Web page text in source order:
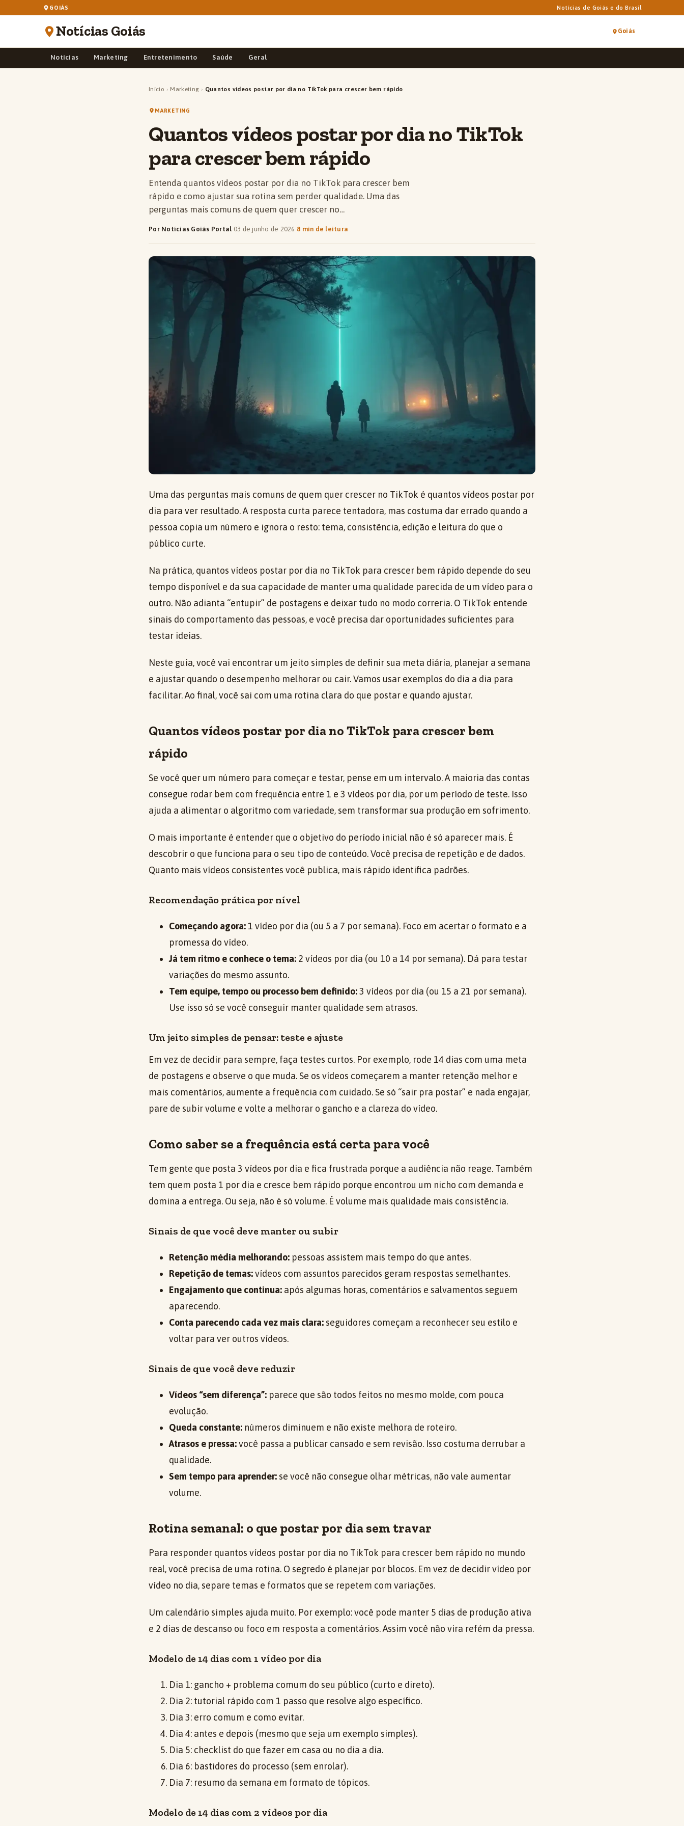
GOIÁS Notícias de Goiás e do Brasil
Notícias Goiás Goiás
Notícias Marketing Entretenimento Saúde Geral
Início › Marketing › Quantos vídeos postar por dia no TikTok para crescer bem rápido
MARKETING
Quantos vídeos postar por dia no TikTok
para crescer bem rápido
Entenda quantos vídeos postar por dia no TikTok para crescer bem
rápido e como ajustar sua rotina sem perder qualidade. Uma das
perguntas mais comuns de quem quer crescer no…
Por Notícias Goiás Portal·03 de junho de 2026 ·8 min de leitura
Uma das perguntas mais comuns de quem quer crescer no TikTok é quantos vídeos postar por
dia para ver resultado. A resposta curta parece tentadora, mas costuma dar errado quando a
pessoa copia um número e ignora o resto: tema, consistência, edição e leitura do que o
público curte.
Na prática, quantos vídeos postar por dia no TikTok para crescer bem rápido depende do seu
tempo disponível e da sua capacidade de manter uma qualidade parecida de um vídeo para o
outro. Não adianta “entupir” de postagens e deixar tudo no modo correria. O TikTok entende
sinais do comportamento das pessoas, e você precisa dar oportunidades suficientes para
testar ideias.
Neste guia, você vai encontrar um jeito simples de definir sua meta diária, planejar a semana
e ajustar quando o desempenho melhorar ou cair. Vamos usar exemplos do dia a dia para
facilitar. Ao final, você sai com uma rotina clara do que postar e quando ajustar.
Quantos vídeos postar por dia no TikTok para crescer bem
rápido
Se você quer um número para começar e testar, pense em um intervalo. A maioria das contas
consegue rodar bem com frequência entre 1 e 3 vídeos por dia, por um período de teste. Isso
ajuda a alimentar o algoritmo com variedade, sem transformar sua produção em sofrimento.
O mais importante é entender que o objetivo do período inicial não é só aparecer mais. É
descobrir o que funciona para o seu tipo de conteúdo. Você precisa de repetição e de dados.
Quanto mais vídeos consistentes você publica, mais rápido identifica padrões.
Recomendação prática por nível
Começando agora: 1 vídeo por dia (ou 5 a 7 por semana). Foco em acertar o formato e a
promessa do vídeo.
Já tem ritmo e conhece o tema: 2 vídeos por dia (ou 10 a 14 por semana). Dá para testar
variações do mesmo assunto.
Tem equipe, tempo ou processo bem definido:3 vídeos por dia (ou 15 a 21 por semana).
Use isso só se você conseguir manter qualidade sem atrasos.
Um jeito simples de pensar: teste e ajuste
Em vez de decidir para sempre, faça testes curtos. Por exemplo, rode 14 dias com uma meta
de postagens e observe o que muda. Se os vídeos começarem a manter retenção melhor e
mais comentários, aumente a frequência com cuidado. Se só “sair pra postar” e nada engajar,
pare de subir volume e volte a melhorar o gancho e a clareza do vídeo.
Como saber se a frequência está certa para você
Tem gente que posta 3 vídeos por dia e fica frustrada porque a audiência não reage. Também
tem quem posta 1 por dia e cresce bem rápido porque encontrou um nicho com demanda e
domina a entrega. Ou seja, não é só volume. É volume mais qualidade mais consistência.
Sinais de que você deve manter ou subir
Retenção média melhorando: pessoas assistem mais tempo do que antes.
Repetição de temas:vídeos com assuntos parecidos geram respostas semelhantes.
Engajamento que continua: após algumas horas, comentários e salvamentos seguem
aparecendo.
Conta parecendo cada vez mais clara: seguidores começam a reconhecer seu estilo e
voltar para ver outros vídeos.
Sinais de que você deve reduzir
Vídeos “sem diferença”: parece que são todos feitos no mesmo molde, com pouca
evolução.
Queda constante: números diminuem e não existe melhora de roteiro.
Atrasos e pressa:você passa a publicar cansado e sem revisão. Isso costuma derrubar a
qualidade.
Sem tempo para aprender: se você não consegue olhar métricas, não vale aumentar
volume.
Rotina semanal: o que postar por dia sem travar
Para responder quantos vídeos postar por dia no TikTok para crescer bem rápido no mundo
real, você precisa de uma rotina. O segredo é planejar por blocos. Em vez de decidir vídeo por
vídeo no dia, separe temas e formatos que se repetem com variações.
Um calendário simples ajuda muito. Por exemplo: você pode manter 5 dias de produção ativa
e 2 dias de descanso ou foco em resposta a comentários. Assim você não vira refém da pressa.
Modelo de 14 dias com 1 vídeo por dia
Dia 1: gancho + problema comum do seu público (curto e direto).
Dia 2: tutorial rápido com 1 passo que resolve algo específico.
Dia 3: erro comum e como evitar.
Dia 4: antes e depois (mesmo que seja um exemplo simples).
Dia 5: checklist do que fazer em casa ou no dia a dia.
Dia 6: bastidores do processo (sem enrolar).
Dia 7: resumo da semana em formato de tópicos.
Modelo de 14 dias com 2 vídeos por dia